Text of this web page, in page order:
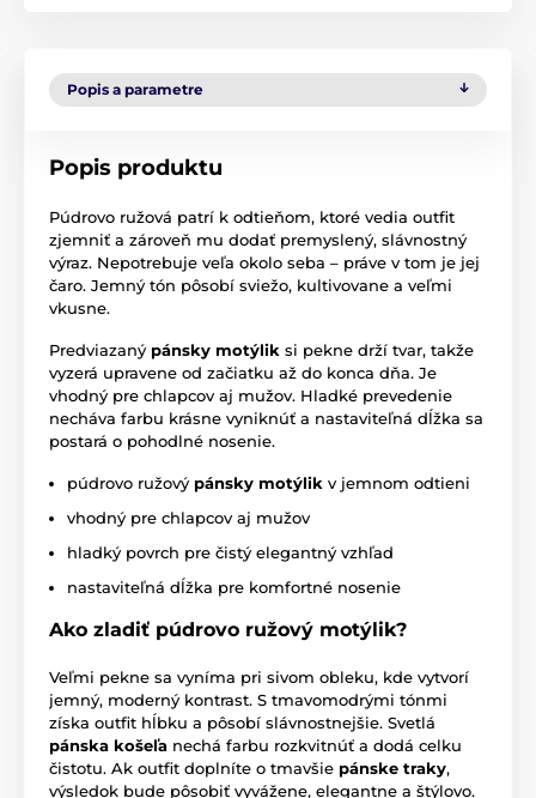
Popis a parametre
Popis produktu
Púdrovo ružová patrí k odtieňom, ktoré vedia outfit
zjemniť a zároveň mu dodať premyslený, slávnostný
výraz. Nepotrebuje veľa okolo seba – práve v tom je jej
čaro. Jemný tón pôsobí sviežo, kultivovane a veľmi
vkusne.
Predviazaný pánsky motýlik si pekne drží tvar, takže
vyzerá upravene od začiatku až do konca dňa. Je
vhodný pre chlapcov aj mužov. Hladké prevedenie
necháva farbu krásne vyniknúť a nastaviteľná dĺžka sa
postará o pohodlné nosenie.
púdrovo ružový pánsky motýlik v jemnom odtieni
vhodný pre chlapcov aj mužov
hladký povrch pre čistý elegantný vzhľad
nastaviteľná dĺžka pre komfortné nosenie
Ako zladiť púdrovo ružový motýlik?
Veľmi pekne sa vyníma pri sivom obleku, kde vytvorí
jemný, moderný kontrast. S tmavomodrými tónmi
získa outfit hĺbku a pôsobí slávnostnejšie. Svetlá
pánska košeľa nechá farbu rozkvitnúť a dodá celku
čistotu. Ak outfit doplníte o tmavšie pánske traky,
výsledok bude pôsobiť vyvážene, elegantne a štýlovo.